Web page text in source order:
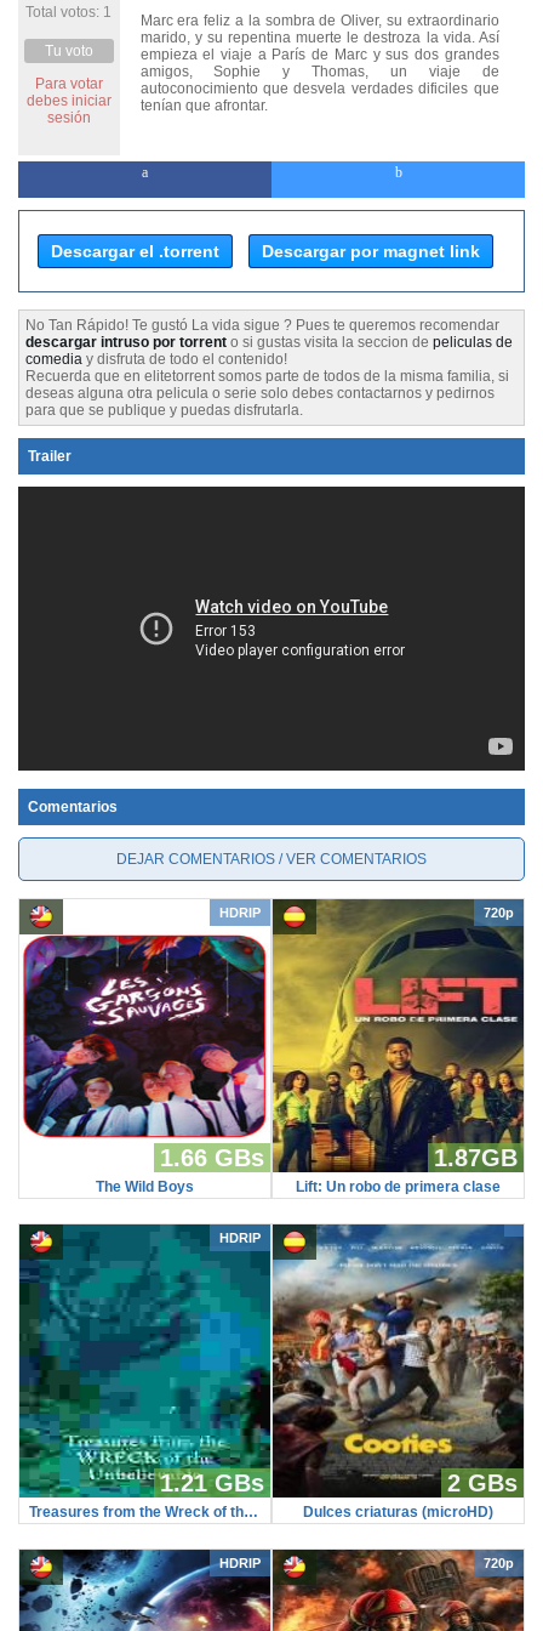
Total votos: 1
Tu voto
Para votar
debes iniciar
sesión
Marc era feliz a la sombra de Oliver, su extraordinario
marido, y su repentina muerte le destroza la vida. Así
empieza el viaje a París de Marc y sus dos grandes
amigos, Sophie y Thomas, un viaje de
autoconocimiento que desvela verdades dificiles que
tenían que afrontar.
Descargar el .torrent Descargar por magnet link
No Tan Rápido! Te gustó La vida sigue ? Pues te queremos recomendar
descargar intruso por torrent o si gustas visita la seccion de peliculas de
comedia y disfruta de todo el contenido!
Recuerda que en elitetorrent somos parte de todos de la misma familia, si
deseas alguna otra pelicula o serie solo debes contactarnos y pedirnos
para que se publique y puedas disfrutarla.
Trailer
Comentarios
DEJAR COMENTARIOS / VER COMENTARIOS
HDRIP
1.66 GBs
The Wild Boys
720p
1.87GB
Lift: Un robo de primera clase
HDRIP
1.21 GBs
Treasures from the Wreck of the Unbelievable
2 GBs
Dulces criaturas (microHD)
HDRIP 720p